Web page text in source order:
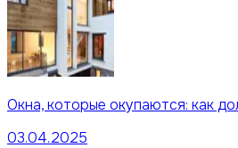
Окна, которые окупаются: как
03.04.2025